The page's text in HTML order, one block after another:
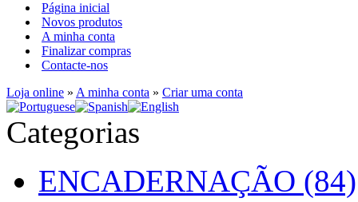
Página inicial
Novos produtos
A minha conta
Finalizar compras
Contacte-nos
Loja online » A minha conta » Criar uma conta
Categorias
ENCADERNAÇÃO (84)